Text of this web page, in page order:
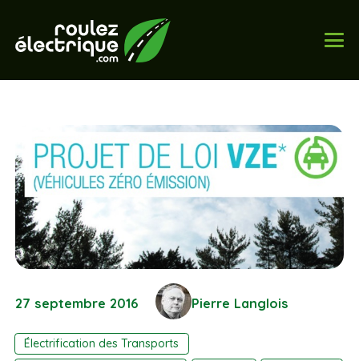
27 septembre 2016 Pierre Langlois
Électrification des Transports